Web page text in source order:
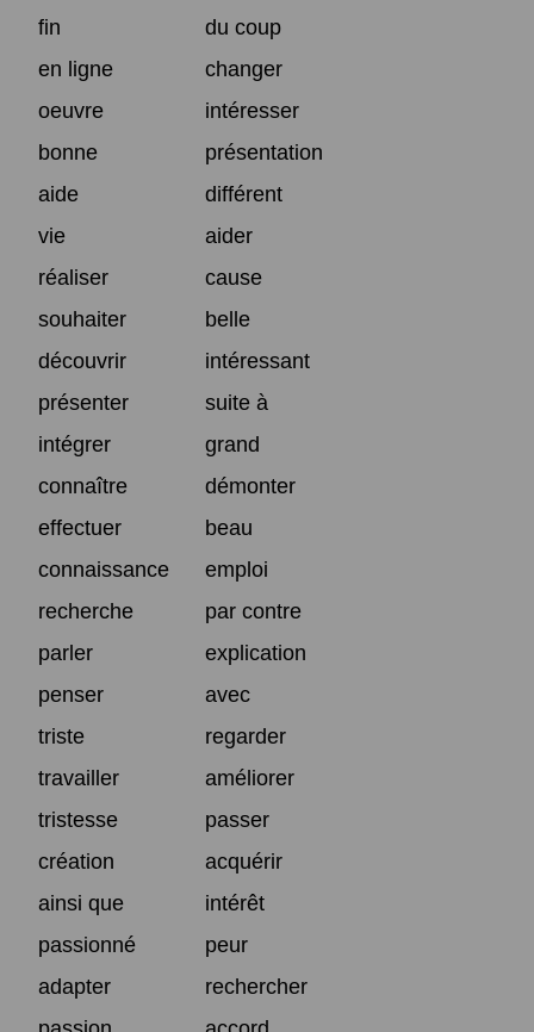
fin
du coup
en ligne
changer
oeuvre
intéresser
bonne
présentation
aide
différent
vie
aider
réaliser
cause
souhaiter
belle
découvrir
intéressant
présenter
suite à
intégrer
grand
connaître
démonter
effectuer
beau
connaissance
emploi
recherche
par contre
parler
explication
penser
avec
triste
regarder
travailler
améliorer
tristesse
passer
création
acquérir
ainsi que
intérêt
passionné
peur
adapter
rechercher